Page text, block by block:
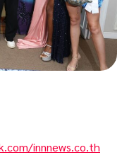
innnews.co.th